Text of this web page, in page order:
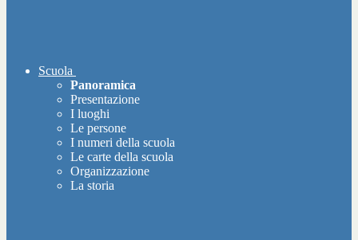
Scuola
Panoramica
Presentazione
I luoghi
Le persone
I numeri della scuola
Le carte della scuola
Organizzazione
La storia